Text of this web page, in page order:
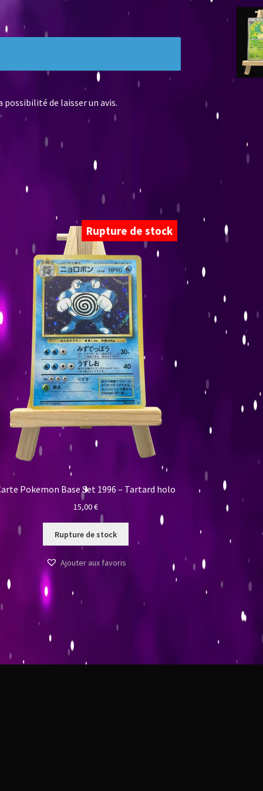
de laisser un avis.
Rupture de stock
Pokemon Base Set 1996 – Tartard holo
15,00€
Rupture de stock
Ajouter aux favoris